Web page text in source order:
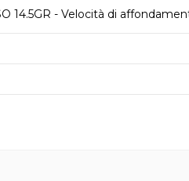
14.5GR - Velocità di